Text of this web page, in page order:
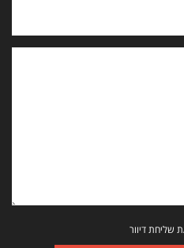
שליחת דיוור